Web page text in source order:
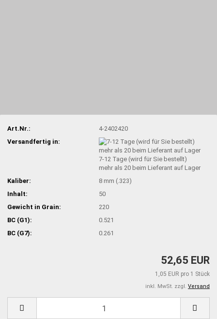
Art.Nr.:
4-2402420
Versandfertig in:
7-12 Tage (wird für Sie bestellt)
mehr als 20 beim Lieferant auf Lager
Kaliber:
8 mm (.323)
Inhalt:
50
Gewicht in Grain:
220
BC (G1):
0.521
BC (G7):
0.261
52,65 EUR
1,05 EUR pro 1 Stück
inkl. MwSt. zzgl. Versand